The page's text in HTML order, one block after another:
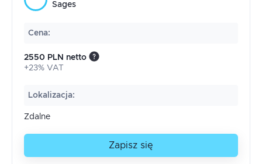
Sages
Cena:
2550 PLN netto
+23% VAT
Lokalizacja:
Zdalne
Zapisz się